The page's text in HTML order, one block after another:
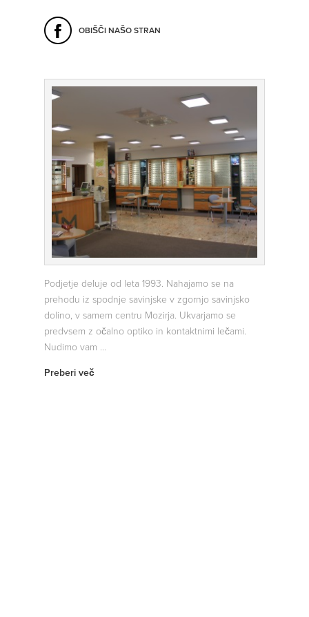
OBIŠČI NAŠO STRAN
Podjetje deluje od leta 1993. Nahajamo se na
prehodu iz spodnje savinjske v zgornjo savinjsko
dolino, v samem centru Mozirja. Ukvarjamo se
predvsem z očalno optiko in kontaktnimi lečami.
Nudimo vam ...
Preberi več